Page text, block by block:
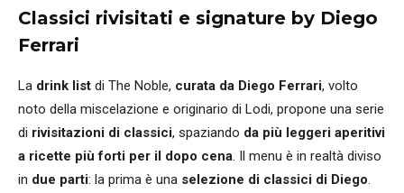
Classici rivisitati e signature by Diego
Ferrari
La drink list di The Noble, curata da Diego Ferrari, volto
noto della miscelazione e originario di Lodi, propone una serie
di rivisitazioni di classici, spaziando da più leggeri aperitivi
a ricette più forti per il dopo cena. Il menu è in realtà diviso
in due parti: la prima è una selezione di classici di Diego.